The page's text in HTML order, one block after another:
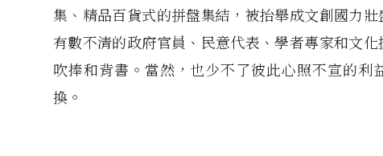
集、精品百貨式的拼盤集結，被抬舉成文創國力
有數不清的政府官員、民意代表、學者專家和文
吹捧和背書。當然，也少不了彼此心照不宣的利
換。